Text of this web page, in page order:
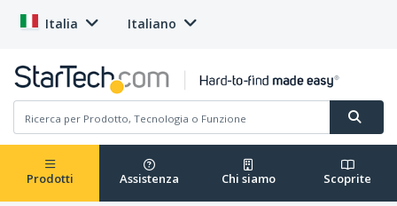
Italia Italiano
Prodotti Assistenza Chi siamo Scoprite